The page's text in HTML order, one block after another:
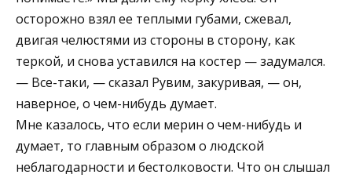
осторожно взял ее теплыми губами, сжевал,
двигая челюстями из стороны в сторону, как
теркой, и снова уставился на костер — задумался.
— Все-таки, — сказал Рувим, закуривая, — он,
наверное, о чем-нибудь думает.
Мне казалось, что если мерин о чем-нибудь и
думает, то главным образом о людской
неблагодарности и бестолковости. Что он слышал